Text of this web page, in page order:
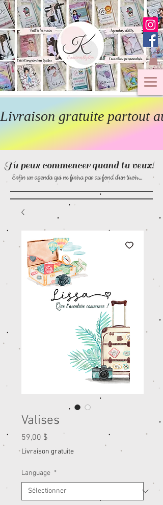
Tu peux commencer quand tu veux!
Enfin un agenda qui ne finira pas au fond d’un tiroir…
Livraison gratuite partout
Valises
59,00 $
Livraison gratuite
Language *